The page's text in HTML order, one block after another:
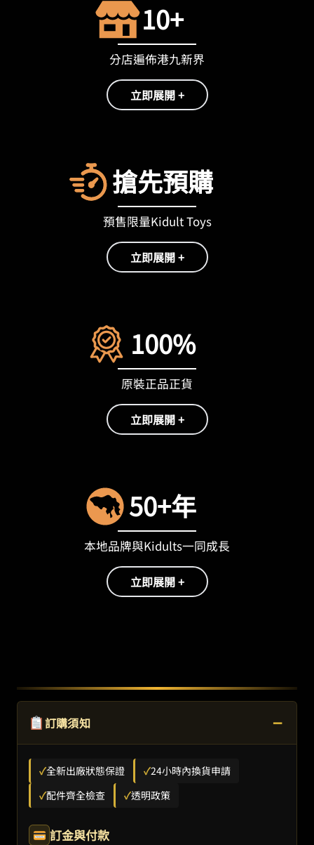
10+
分店遍佈港九新界
立即展開 +
搶先預購
預售限量Kidult Toys
立即展開 +
100%
原裝正品正貨
立即展開 +
50+年
本地品牌與Kidults一同成長
立即展開 +
訂購須知 −
✓全新出廠狀態保證 ✓24小時內換貨申請
✓配件齊全檢查 ✓透明政策
訂金與付款